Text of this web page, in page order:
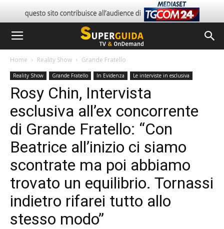
Home Reality Show Grande Fratello
Reality Show Grande Fratello In Evidenza Le interviste in esclusiva
Rosy Chin, Intervista
esclusiva all’ex concorrente
di Grande Fratello: “Con
Beatrice all’inizio ci siamo
scontrate ma poi abbiamo
trovato un equilibrio. Tornassi
indietro rifarei tutto allo
stesso modo”